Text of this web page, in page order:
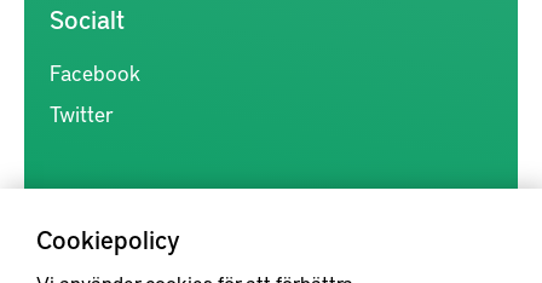
Cookiepolicy
Socialt
Facebook
Twitter